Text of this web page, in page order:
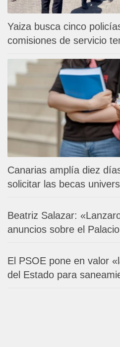
Yaiza busca cinco
comisiones de servicio
Canarias amplía diez
solicitar las becas
Beatriz Salazar:
anuncios sobre el
El PSOE pone en valor
del Estado para